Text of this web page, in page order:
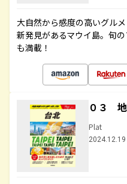
大自然から感度の高いグル
新発見があるマウイ島。旬
も満載！
０３
Plat
2024.12.19